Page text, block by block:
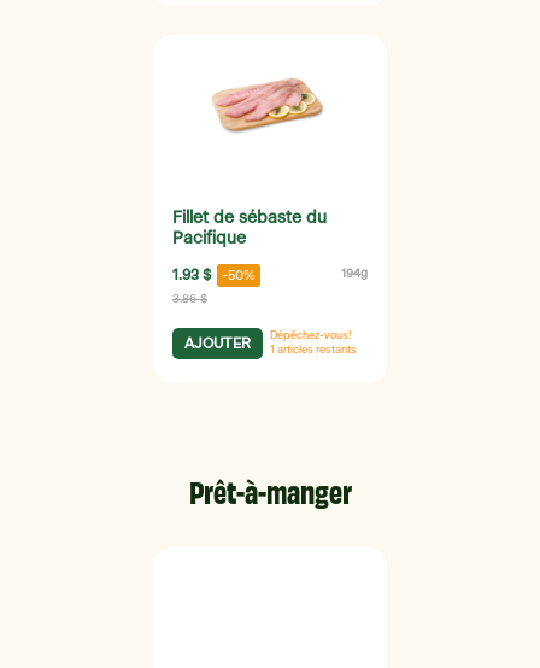
Fillet de sébaste du
Pacifique
1.93 $ -50% 194g
3.86 $
AJOUTER
Dépêchez-vous!
1 articles restants
Prêt-à-manger